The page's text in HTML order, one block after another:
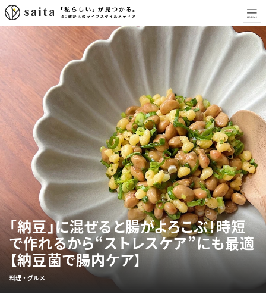
「納豆」に混ぜると腸がよろこぶ！時短
で作れるから“ストレスケア”にも最適
【納豆菌で腸内ケア】
料理・グルメ